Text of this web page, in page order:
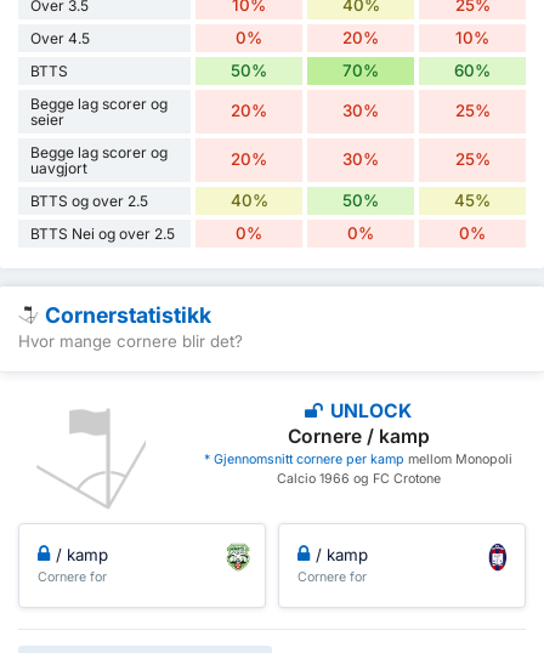
Over 3.5 10% 40% 25%
Over 4.5 0% 20% 10%
BTTS 50% 70% 60%
Begge lag scorer og
seier
20% 30% 25%
Begge lag scorer og
uavgjort
20% 30% 25%
BTTS og over 2.5 40% 50% 45%
BTTS Nei og over 2.5 0% 0% 0%
Cornerstatistikk
Hvor mange cornere blir det?
UNLOCK
Cornere / kamp
* Gjennomsnitt cornere per kamp mellom Monopoli
Calcio 1966 og FC Crotone
/ kamp
Cornere for
/ kamp
Cornere for